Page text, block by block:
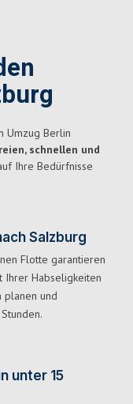
Umzug Berlin
schnellen und
Ihre Bedürfnisse
Salzburg
Flotte garantieren
Ihrer Habseligkeiten
planen und
unter 15